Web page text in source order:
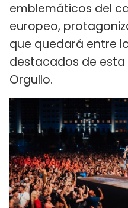
emblemáticos del
europeo,
que quedará entre
destacados de esta
Orgullo.